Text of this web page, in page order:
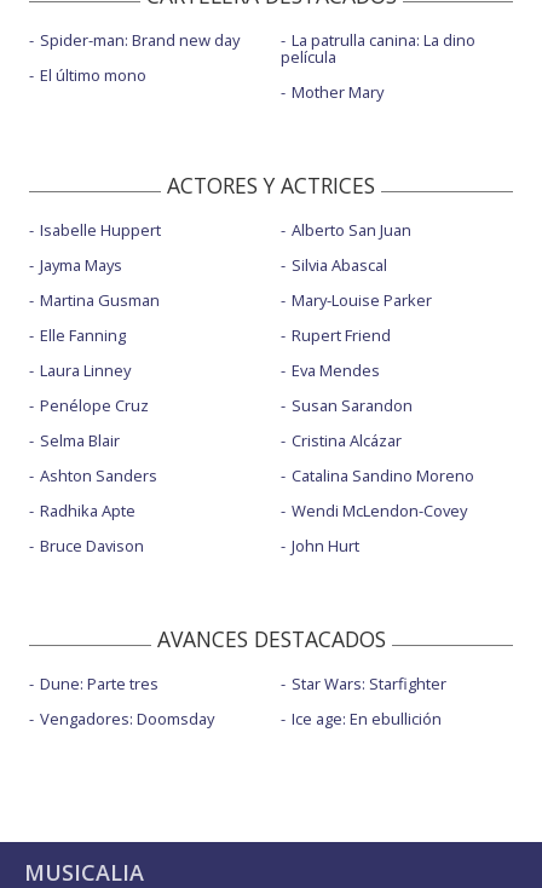
Spider-man: Brand new day
El último mono
La patrulla canina: La dino
película
Mother Mary
ACTORES Y ACTRICES
Isabelle Huppert
Jayma Mays
Martina Gusman
Elle Fanning
Laura Linney
Penélope Cruz
Selma Blair
Ashton Sanders
Radhika Apte
Bruce Davison
Alberto San Juan
Silvia Abascal
Mary-Louise Parker
Rupert Friend
Eva Mendes
Susan Sarandon
Cristina Alcázar
Catalina Sandino Moreno
Wendi McLendon-Covey
John Hurt
AVANCES DESTACADOS
Dune: Parte tres
Vengadores: Doomsday
Star Wars: Starfighter
Ice age: En ebullición
MUSICALIA